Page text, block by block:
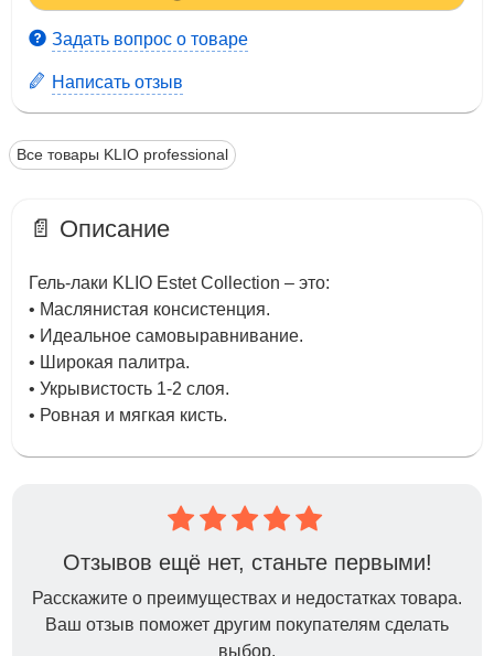
Задать вопрос о товаре
Написать отзыв
Все товары KLIO professional
📄 Описание
Гель-лаки KLIO Estet Collection – это:
• Маслянистая консистенция.
• Идеальное самовыравнивание.
• Широкая палитра.
• Укрывистость 1-2 слоя.
• Ровная и мягкая кисть.
Отзывов ещё нет, станьте первыми!
Расскажите о преимуществах и недостатках товара.
Ваш отзыв поможет другим покупателям сделать
выбор.